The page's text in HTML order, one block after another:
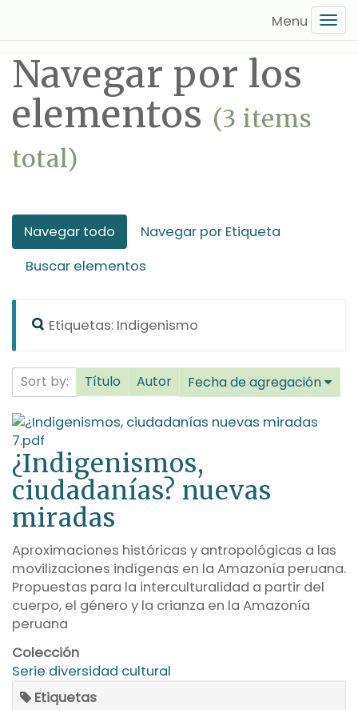
principal
Navegar por los
elementos (3 items
total)
Navegar todo
Navegar por Etiqueta
Buscar elementos
Etiquetas: Indigenismo
Sort by: Título Autor Fecha de agregación
¿Indigenismos,
ciudadanías? nuevas
miradas
Aproximaciones históricas y antropológicas a las
movilizaciones indígenas en la Amazonía peruana.
Propuestas para la interculturalidad a partir del
cuerpo, el género y la crianza en la Amazonía
peruana
Colección
Serie diversidad cultural
Etiquetas